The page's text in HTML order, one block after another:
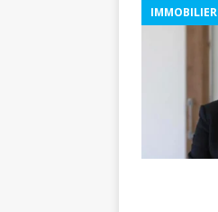
IMMOBILIER